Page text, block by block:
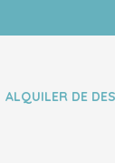
ALQUILER DE